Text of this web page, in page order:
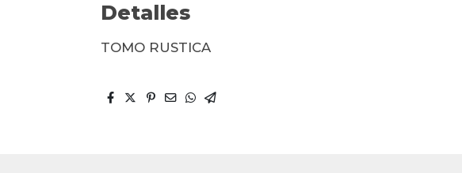
Detalles
TOMO RUSTICA